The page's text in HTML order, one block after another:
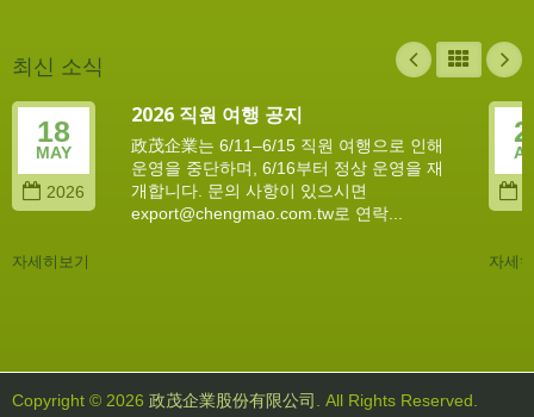
최신 소식
18
MAY
2026
2026 직원 여행 공지
政茂企業는 6/11–6/15 직원 여행으로 인해
운영을 중단하며, 6/16부터 정상 운영을 재
개합니다. 문의 사항이 있으시면
export@chengmao.com.tw로 연락...
자세히보기 자세
Copyright © 2026 政茂企業股份有限公司 . All Rights Reserved.